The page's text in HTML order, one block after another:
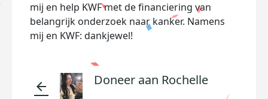
mij en help KWF met de financiering van
belangrijk onderzoek naar kanker. Namens
mij en KWF: dankjewel!
arrow_back Doneer aan Rochelle